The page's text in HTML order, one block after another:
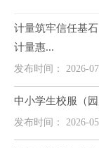
计量筑牢信任基
计量惠...
发布时间： 2026-
中小学生校服（
发布时间： 2026-